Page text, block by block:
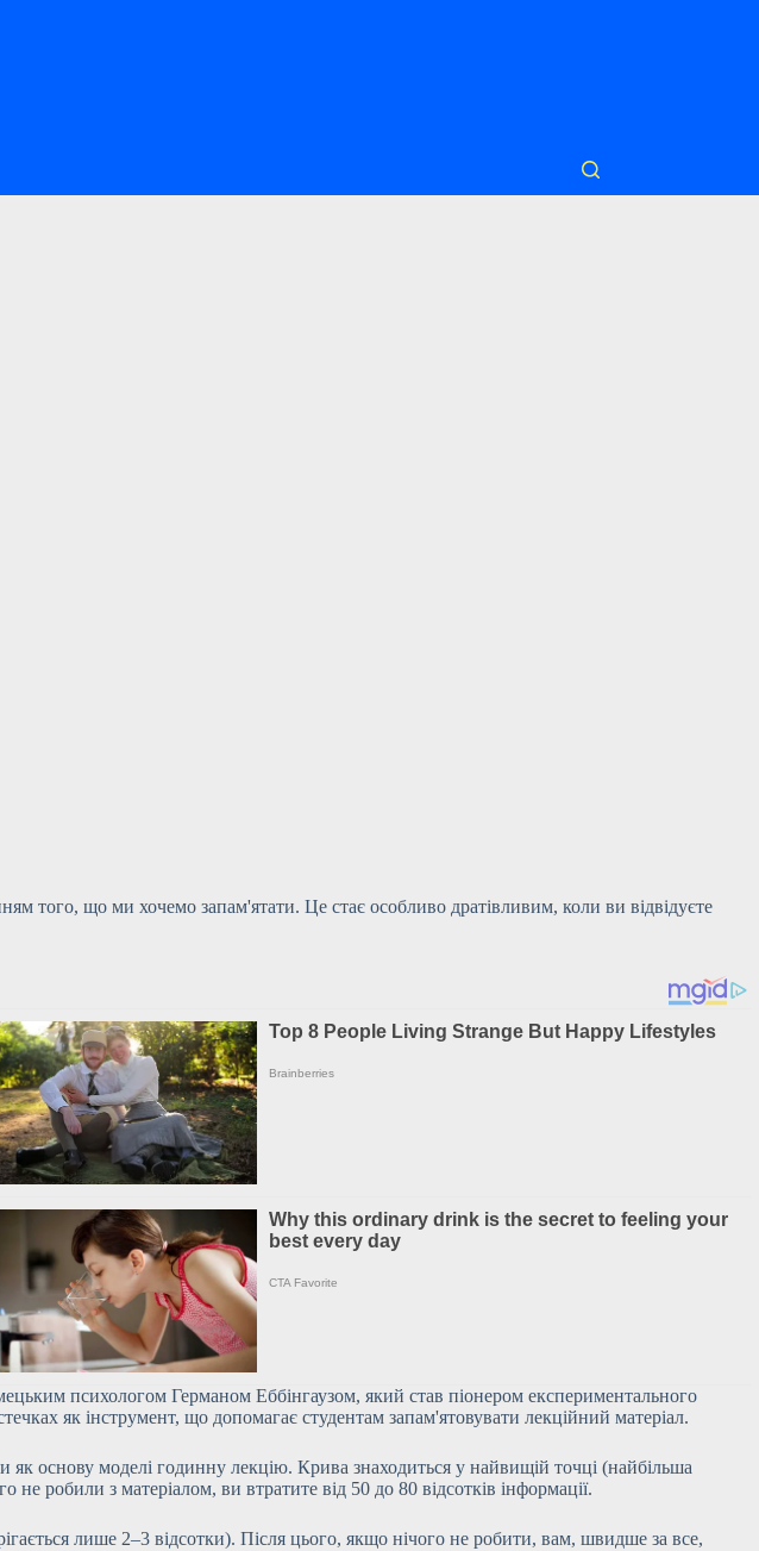
того, що ми хочемо запам'ятати. Це стає особливо дратівливим, коли ви відвідуєте
психологом Германом Еббінгаузом, який став піонером експериментального
як інструмент, що допомагає студентам запам'ятовувати лекційний матеріал.
основу моделі годинну лекцію. Крива знаходиться у найвищій точці (найбільша
не робили з матеріалом, ви втратите від 50 до 80 відсотків інформації.
лише 2–3 відсотки). Після цього, якщо нічого не робити, вам, швидше за все,